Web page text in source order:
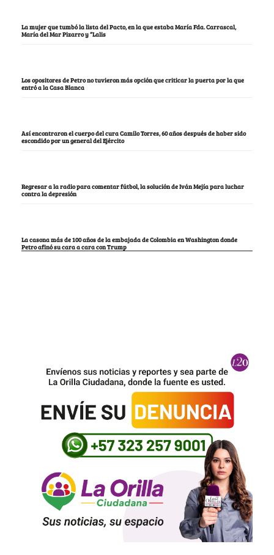
La mujer que tumbó la lista del Pacto, en la que estaba María Fda. Carrascal,
María del Mar Pizarro y “Lalis
Los opositores de Petro no tuvieron más opción que criticar la puerta por la que
entró a la Casa Blanca
Así encontraron el cuerpo del cura Camilo Torres, 60 años después de haber sido
escondido por un general del Ejército
Regresar a la radio para comentar fútbol, la solución de Iván Mejía para luchar
contra la depresión
La casona más de 100 años de la embajada de Colombia en Washington donde
Petro afinó su cara a cara con Trump